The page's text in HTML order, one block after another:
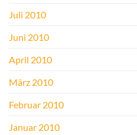
Juli 2010
Juni 2010
April 2010
März 2010
Februar 2010
Januar 2010